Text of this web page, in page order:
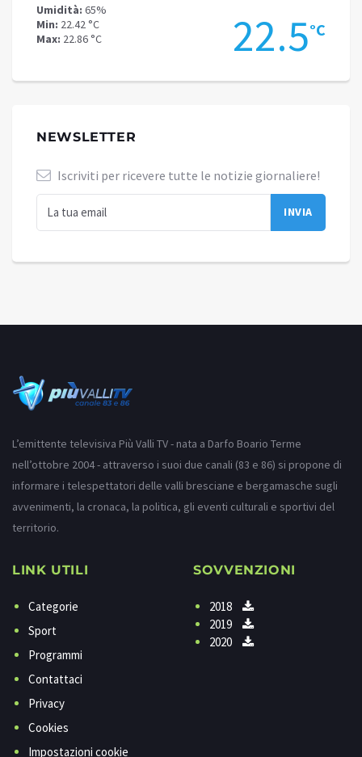
Umidità:65%
Min:22.42 °C
Max:22.86 °C 22.5°CMin:
Max:
NEWSLETTER
Iscriviti per ricevere tutte le notizie giornaliere!
L’emittente televisiva Più Valli TV - nata a Darfo Boario Terme
nell’ottobre 2004 - attraverso i suoi due canali (83 e 86) si propone di
informare i telespettatori delle valli bresciane e bergamasche sugli
avvenimenti, la cronaca, la politica, gli eventi culturali e sportivi del
territorio.
LINK UTILI
Categorie
Sport
Programmi
Contattaci
Privacy
Cookies
Impostazioni cookie
SOVVENZIONI
2018
2019
2020